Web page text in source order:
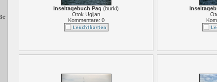
Inseltagebuch Pag (burki)
Otok Ugljan
Kommentare: 0